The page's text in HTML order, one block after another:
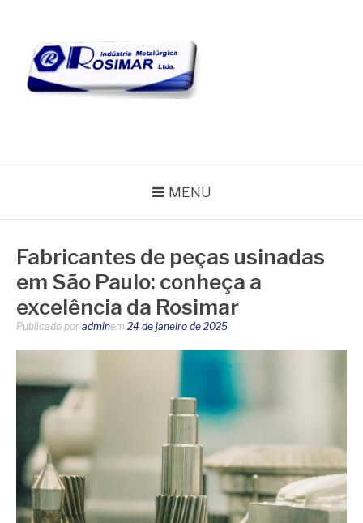
conteúdo
MENU
Fabricantes de peças usinadas
em São Paulo: conheça a
excelência da Rosimar
Publicado por adminem 24 de janeiro de 2025